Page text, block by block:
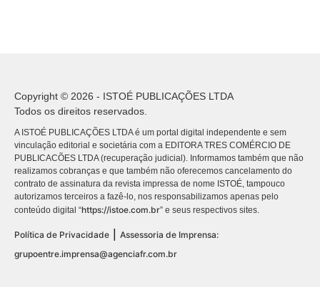
Copyright © 2026 - ISTOÉ PUBLICAÇÕES LTDA
Todos os direitos reservados.
A ISTOÉ PUBLICAÇÕES LTDA é um portal digital independente e sem
vinculação editorial e societária com a EDITORA TRES COMÉRCIO DE
PUBLICACÕES LTDA (recuperação judicial). Informamos também que não
realizamos cobranças e que também não oferecemos cancelamento do
contrato de assinatura da revista impressa de nome ISTOÉ, tampouco
autorizamos terceiros a fazê-lo, nos responsabilizamos apenas pelo
conteúdo digital “https://istoe.com.br” e seus respectivos sites.
Política de Privacidade | Assessoria de Imprensa:
grupoentre.imprensa@agenciafr.com.br